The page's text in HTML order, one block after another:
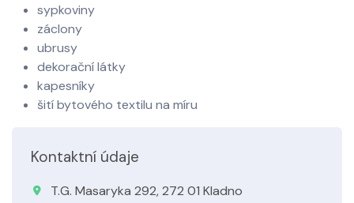
sypkoviny
záclony
ubrusy
dekorační látky
kapesníky
šití bytového textilu na míru
Kontaktní údaje
T.G. Masaryka 292, 272 01 Kladno